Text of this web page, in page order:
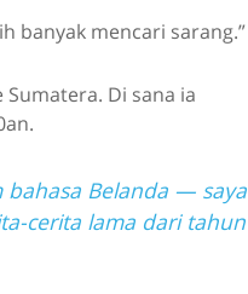
banyak mencari sarang.”
Di sana ia
bahasa Belanda — saya
cerita lama dari tahun